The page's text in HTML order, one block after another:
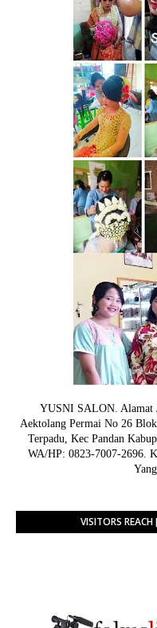
YUSNI SALON. Alamat
Aektolang Permai No 26
Terpadu, Kec Pandan
WA/HP: 0823-7007-2696.
VISITORS